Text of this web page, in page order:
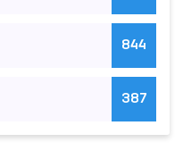
844
387